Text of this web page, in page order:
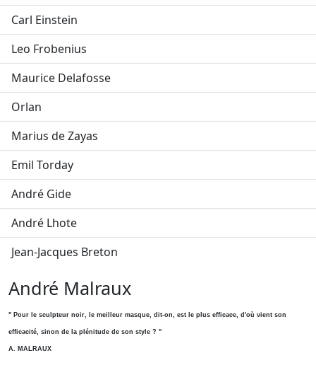
Carl Einstein
Leo Frobenius
Maurice Delafosse
Orlan
Marius de Zayas
Emil Torday
André Gide
André Lhote
Jean-Jacques Breton
André Malraux
" Pour le sculpteur noir, le meilleur masque, dit-on, est le plus efficace, d'où vient son
efficacité, sinon de la plénitude de son style ? "
A. MALRAUX